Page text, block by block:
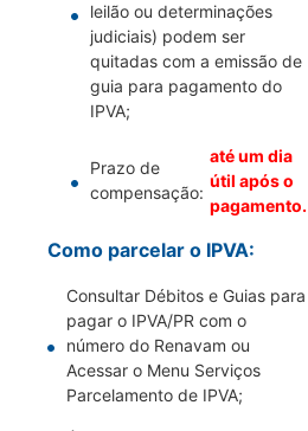
leilão ou determinações
judiciais) podem ser
quitadas com a emissão de
guia para pagamento do
IPVA;
Prazo de
compensação:
até um dia
útil após o
pagamento.
Como parcelar o IPVA:
Consultar Débitos e Guias para
pagar o IPVA/PR com o
número do Renavam ou
Acessar o Menu Serviços
Parcelamento de IPVA;